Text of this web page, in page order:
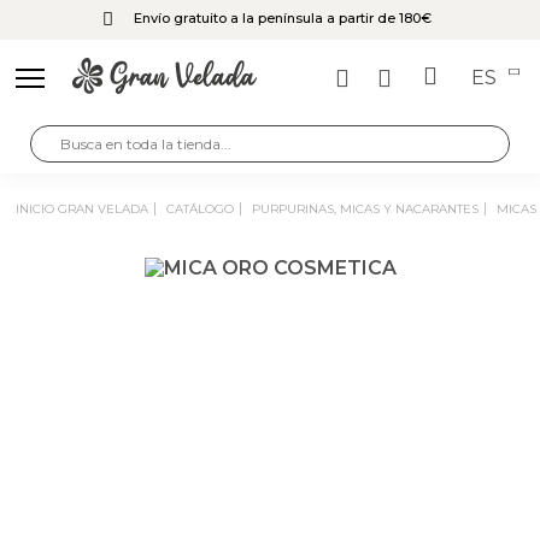
Envío gratuito a la península a partir de 180€
ES
INICIO GRAN VELADA CATÁLOGO PURPURINAS, MICAS Y NACARANTES